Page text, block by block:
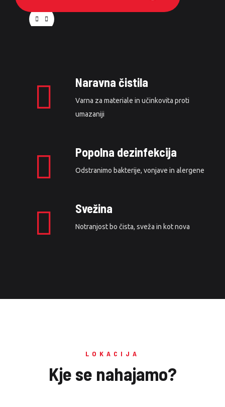
Naravna čistila
Varna za materiale in učinkovita proti
umazaniji
Popolna dezinfekcija
Odstranimo bakterije, vonjave in alergene
Svežina
Notranjost bo čista, sveža in kot nova
LOKACIJA
Kje se nahajamo?